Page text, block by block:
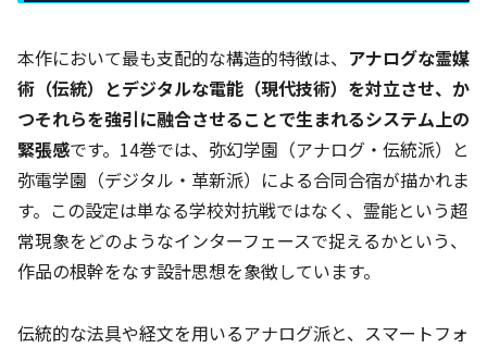
本作において最も支配的な構造的特徴は、 アナログな霊媒
術（伝統）とデジタルな電能（現代技術）を対立させ、か
つそれらを強引に融合させることで生まれるシステム上の
緊張感です。14巻では、弥幻学園（アナログ・伝統派）と
弥電学園（デジタル・革新派）による合同合宿が描かれま
す。この設定は単なる学校対抗戦ではなく、霊能という超
常現象をどのようなインターフェースで捉えるかという、
作品の根幹をなす設計思想を象徴しています。
伝統的な法具や経文を用いるアナログ派と、スマートフォ